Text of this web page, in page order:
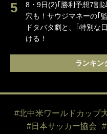
8・9日(2)｢勝利予想7割
穴も！サウジマネーの｢
ドタバタ劇と、｢特別な
ける！
ランキン
#北中米ワールドカップ
#日本サッカー協会